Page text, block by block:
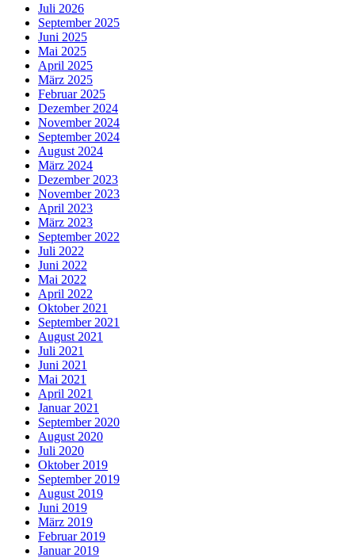
Juli 2026
September 2025
Juni 2025
Mai 2025
April 2025
März 2025
Februar 2025
Dezember 2024
November 2024
September 2024
August 2024
März 2024
Dezember 2023
November 2023
April 2023
März 2023
September 2022
Juli 2022
Juni 2022
Mai 2022
April 2022
Oktober 2021
September 2021
August 2021
Juli 2021
Juni 2021
Mai 2021
April 2021
Januar 2021
September 2020
August 2020
Juli 2020
Oktober 2019
September 2019
August 2019
Juni 2019
März 2019
Februar 2019
Januar 2019